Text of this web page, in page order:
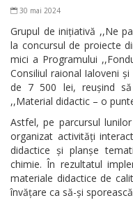
30 mai 2024
Grupul de inițiativă ,,Ne
la concursul de proiecte
mici a Programului
Consiliul raional Ialoveni
de 7 500 lei, reușind să
,,Material didactic – o
Astfel, pe parcursul
organizat activități
didactice și planșe
chimie. În rezultatul
materiale didactice de
învățare ca să-și